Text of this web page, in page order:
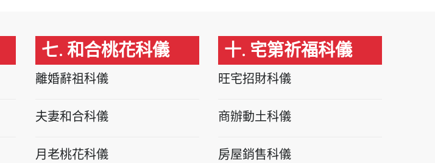
七. 和合桃花科儀
離婚辭祖科儀
夫妻和合科儀
月老桃花科儀
十. 宅第祈福科儀
旺宅招財科儀
商辦動土科儀
房屋銷售科儀